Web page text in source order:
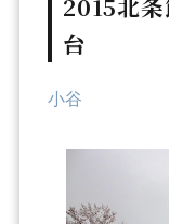
台
小谷